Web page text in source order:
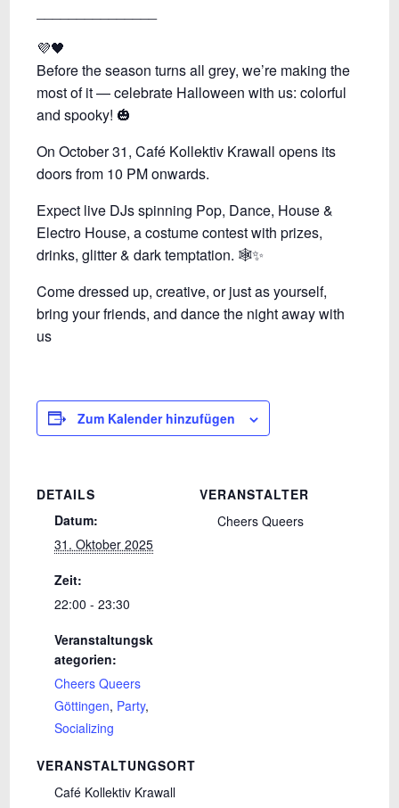
💜🖤
Before the season turns all grey, we’re making the
most of it — celebrate Halloween with us: colorful
and spooky! 🎃
On October 31, Café Kollektiv Krawall opens its
doors from 10 PM onwards.
Expect live DJs spinning Pop, Dance, House &
Electro House, a costume contest with prizes,
drinks, glitter & dark temptation. 🕸️✨
Come dressed up, creative, or just as yourself,
bring your friends, and dance the night away with
us
Zum Kalender hinzufügen
DETAILS
Datum:
31. Oktober 2025
Zeit:
22:00 - 23:30
Veranstaltungsk
ategorien:
Cheers Queers
Göttingen, Party,
Socializing
VERANSTALTUNGSORT
Café Kollektiv Krawall
VERANSTALTER
Cheers Queers